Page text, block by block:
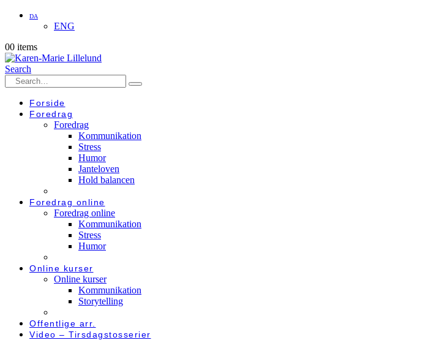
DA
ENG
00 items
Search
Forside
Foredrag
Foredrag
Kommunikation
Stress
Humor
Janteloven
Hold balancen
Foredrag online
Foredrag online
Kommunikation
Stress
Humor
Online kurser
Online kurser
Kommunikation
Storytelling
Offentlige arr.
Video – Tirsdagstosserier